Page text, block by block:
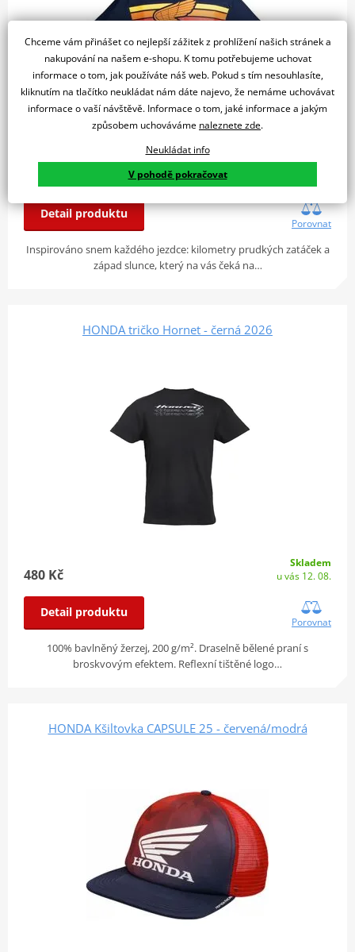
Skladem
Detail produktu
Porovnat
Inspirováno snem každého jezdce: kilometry prudkých zatáček a
západ slunce, který na vás čeká na…
HONDA tričko Hornet - černá 2026
480 Kč
Skladem
u vás 12. 08.
Detail produktu
Porovnat
100% bavlněný žerzej, 200 g/m². Draselně bělené praní s
broskvovým efektem. Reflexní tištěné logo…
HONDA Kšiltovka CAPSULE 25 - červená/modrá
Chceme vám přinášet co nejlepší zážitek z prohlížení našich stránek a
nakupování na našem e-shopu. K tomu potřebujeme uchovat
informace o tom, jak používáte náš web. Pokud s tím nesouhlasíte,
kliknutím na tlačítko neukládat nám dáte najevo, že nemáme uchovávat
informace o vaší návštěvě. Informace o tom, jaké informace a jakým
způsobem uchováváme naleznete zde.
Neukládat info
V pohodě pokračovat